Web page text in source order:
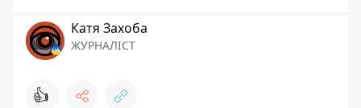
Катя Захоба
ЖУРНАЛІСТ
👍